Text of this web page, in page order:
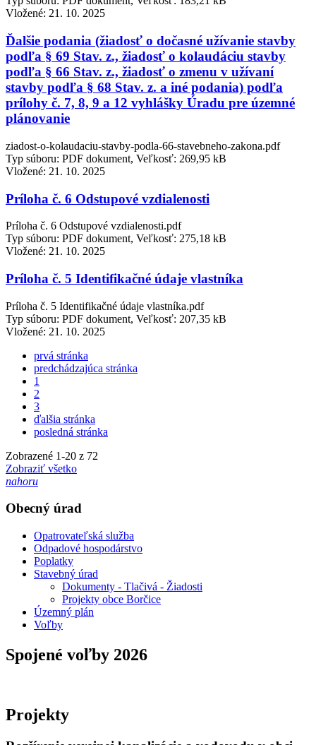
Vložené: 21. 10. 2025
Ďalšie podania (žiadosť o dočasné užívanie stavby
podľa § 69 Stav. z., žiadosť o kolaudáciu stavby
podľa § 66 Stav. z., žiadosť o zmenu v užívaní
stavby podľa § 68 Stav. z. a iné podania) podľa
prílohy č. 7, 8, 9 a 12 vyhlášky Úradu pre územné
plánovanie
ziadost-o-kolaudaciu-stavby-podla-66-stavebneho-zakona.pdf
Typ súboru: PDF dokument, Veľkosť: 269,95 kB
Vložené: 21. 10. 2025
Príloha č. 6 Odstupové vzdialenosti
Príloha č. 6 Odstupové vzdialenosti.pdf
Typ súboru: PDF dokument, Veľkosť: 275,18 kB
Vložené: 21. 10. 2025
Príloha č. 5 Identifikačné údaje vlastníka
Príloha č. 5 Identifikačné údaje vlastníka.pdf
Typ súboru: PDF dokument, Veľkosť: 207,35 kB
Vložené: 21. 10. 2025
prvá stránka
predchádzajúca stránka
1
2
3
ďalšia stránka
posledná stránka
Zobrazené 1-20 z 72
Zobraziť všetko
nahoru
Obecný úrad
Opatrovateľská služba
Odpadové hospodárstvo
Poplatky
Stavebný úrad
Dokumenty - Tlačivá - Žiadosti
Projekty obce Borčice
Územný plán
Voľby
Spojené voľby 2026
Projekty